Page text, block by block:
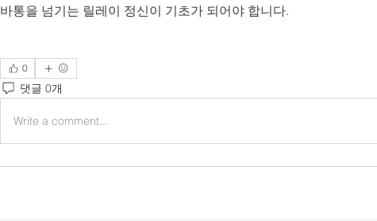
바통을 넘기는 릴레이 정신이 기초가 되어야 합니다.
0
댓글 0개
Write a comment...